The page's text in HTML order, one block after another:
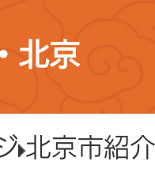
北京
北京市紹